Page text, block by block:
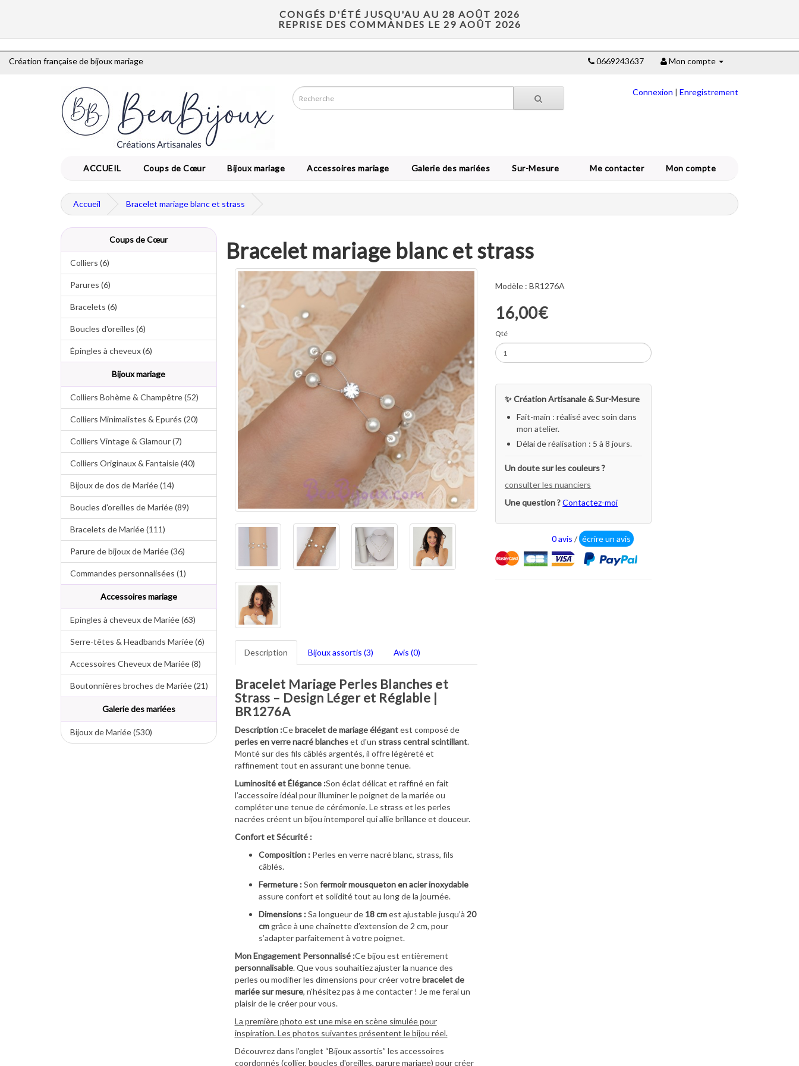
CONGÉS D'ÉTÉ JUSQU'AU AU 28 AOÛT 2026
REPRISE DES COMMANDES LE 29 AOÛT 2026
Création française de bijoux mariage 0669243637 Mon compte
Connexion | Enregistrement
ACCUEIL Coups de Cœur Bijoux mariage Accessoires mariage Galerie des mariées Sur-Mesure Me contacter Mon compte
Accueil Bracelet mariage blanc et strass
Coups de Cœur
Colliers (6)
Parures (6)
Bracelets (6)
Boucles d'oreilles (6)
Épingles à cheveux (6)
Bijoux mariage
Colliers Bohème & Champêtre (52)
Colliers Minimalistes & Epurés (20)
Colliers Vintage & Glamour (7)
Colliers Originaux & Fantaisie (40)
Bijoux de dos de Mariée (14)
Boucles d'oreilles de Mariée (89)
Bracelets de Mariée (111)
Parure de bijoux de Mariée (36)
Commandes personnalisées (1)
Accessoires mariage
Epingles à cheveux de Mariée (63)
Serre-têtes & Headbands Mariée (6)
Accessoires Cheveux de Mariée (8)
Boutonnières broches de Mariée (21)
Galerie des mariées
Bijoux de Mariée (530)
Bracelet mariage blanc et strass
Description Bijoux assortis (3) Avis (0)
Bracelet Mariage Perles Blanches et
Strass – Design Léger et Réglable |
BR1276A
Description :Cebracelet de mariage élégantest composé de
perles en verre nacré blancheset d'un strass central scintillant.
Monté sur des fils câblés argentés, il offre légèreté et
raffinement tout en assurant une bonne tenue.
Luminosité et Élégance :Son éclat délicat et raffiné en fait
l’accessoire idéal pour illuminer le poignet de la mariée ou
compléter une tenue de cérémonie. Le strass et les perles
nacrées créent un bijou intemporel qui allie brillance et douceur.
Confort et Sécurité :
Composition :Perles en verre nacré blanc, strass, fils
câblés.
Fermeture :Son fermoir mousqueton en acier inoxydable
assure confort et solidité tout au long de la journée.
Dimensions :Sa longueur de 18 cmest ajustable jusqu’à 20
cmgrâce à une chaînette d’extension de 2 cm, pour
s’adapter parfaitement à votre poignet.
Mon Engagement Personnalisé :Ce bijou est entièrement
personnalisable. Que vous souhaitiez ajuster la nuance des
perles ou modifier les dimensions pour créer votrebracelet de
mariée sur mesure, n'hésitez pas à me contacter ! Je me ferai un
plaisir de le créer pour vous.
La première photo est une mise en scène simulée pour
inspiration. Les photos suivantes présentent le bijou réel.
Découvrez dans l’onglet “Bijoux assortis” les accessoires
coordonnés (collier, boucles d'oreilles, parure mariage) pour créer
Modèle : BR1276A
16,00€
Qté
✨ Création Artisanale & Sur-Mesure
Fait-main : réalisé avec soin dans
mon atelier.
Délai de réalisation : 5 à 8 jours.
Un doute sur les couleurs ?
consulter les nuanciers
Une question ?Contactez-moi
0 avis / écrire un avis